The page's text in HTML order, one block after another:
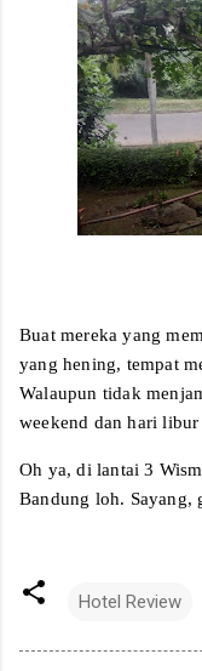
Buat mereka yang
yang hening, tempat
Walaupun tidak
weekend dan hari
Oh ya, di lantai 3
Bandung loh. Sayang,
Hotel Review